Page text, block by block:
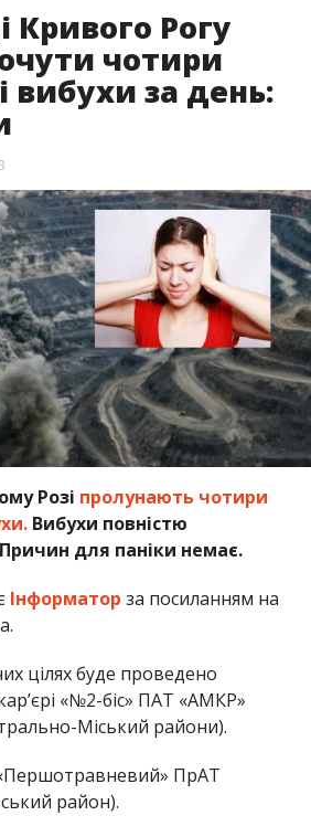
Рогу
чотири
вибухи за день:
Розі пролунають чотири
Вибухи повністю
для паніки немає.
Інформатор за посиланням на
цілях буде проведено
«№2-біс» ПАТ «АМКР»
Міський райони).
«Першотравневий» ПрАТ
район).